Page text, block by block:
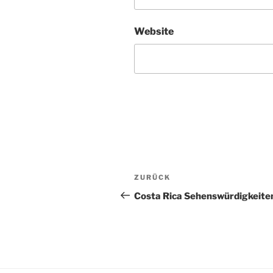
Website
Beitragsnavigation
Vorheriger
Beitrag
ZURÜCK
Costa Rica